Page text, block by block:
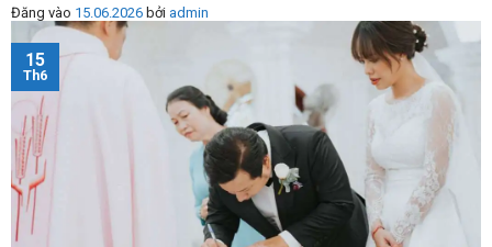
Đăng vào 15.06.2026 bởi admin
15
Th6